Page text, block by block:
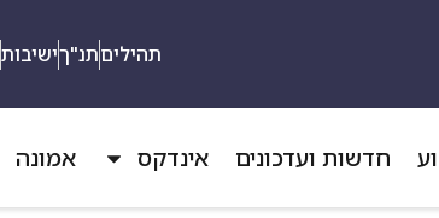
תהיליםתנ"ךישיבות
חדשות ועדכונים אינדקס אמונה